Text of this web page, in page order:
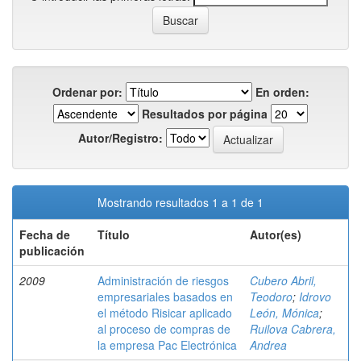
Ordenar por:
En orden:
Resultados por página
Autor/Registro:
Mostrando resultados 1 a 1 de 1
Fecha de
publicación
Título Autor(es)
2009
Administración de riesgos
empresariales basados en
el método Risicar aplicado
al proceso de compras de
la empresa Pac Electrónica
Cubero Abril,
Teodoro; Idrovo
León, Mónica;
Ruilova Cabrera,
Andrea